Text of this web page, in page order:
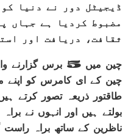
ڈیجیٹل دور نے دنیا
مضبوط کردیا ہے جہاں
ثقافت، دریافت اور
چین میں 5 برس
چین کے ای کامرس کو اپنے
طاقتور ذریعہ تصور کرتے
بولتے ہیں اور انہوں نے
ناظرین کے ساتھ براہ راست